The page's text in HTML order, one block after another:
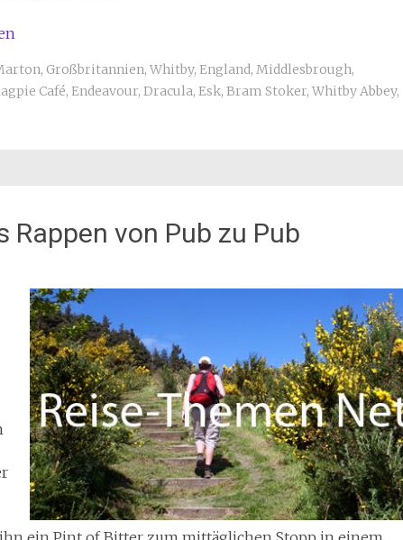
, Großbritannien, Whitby, England, Middlesbrough,
Café, Endeavour, Dracula, Esk, Bram Stoker, Whitby Abbey,
Rappen von Pub zu Pub